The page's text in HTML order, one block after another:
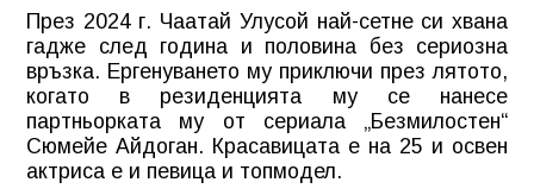
През 2024 г. Чаатай Улусой най-сетне си хвана
гадже след година и половина без сериозна
връзка. Ергенуването му приключи през лятото,
когато в резиденцията му се нанесе
партньорката му от сериала „Безмилостен“
Сюмейе Айдоган. Красавицата е на 25 и освен
актриса е и певица и топмодел.